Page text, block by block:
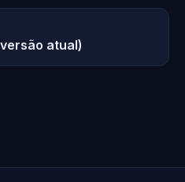
atual)